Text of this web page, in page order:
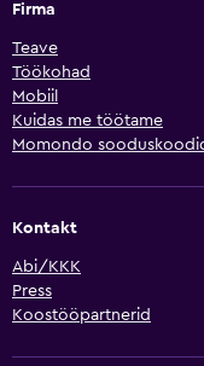
Firma
Teave
Töökohad
Mobiil
Kuidas me töötame
Momondo
Kontakt
Abi/KKK
Press
Koostööpartnerid